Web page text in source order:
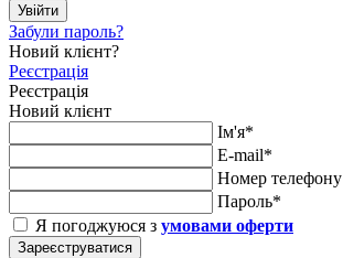
Увійти
Забули пароль?
Новий клієнт?
Реєстрація
Реєстрація
Новий клієнт
Ім'я*
E-mail*
Номер телефону
Пароль*
Я погоджуюся з умовами оферти
Зареєструватися